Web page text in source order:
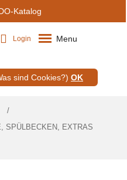
Katalog
Login Menu
sind Cookies?) OK
SPÜLBECKEN, EXTRAS